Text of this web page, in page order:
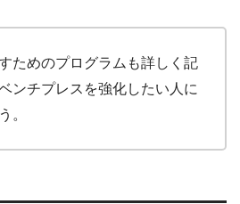
ためのプログラムも詳しく記
ンチプレスを強化したい人に
。